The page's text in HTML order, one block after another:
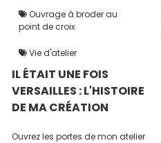
IL ÉTAIT UNE FOIS
VERSAILLES : L'HISTOIRE
DE MA CRÉATION
Ouvrez les portes de mon atelier
Ouvrage à broder au
point de croix
Vie d'atelier